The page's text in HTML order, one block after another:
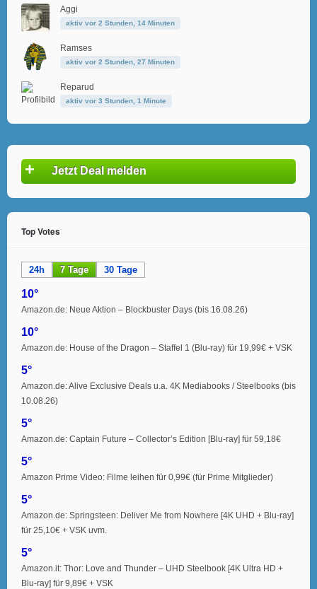
Aggi
aktiv vor 2 Stunden, 14 Minuten
Ramses
aktiv vor 2 Stunden, 27 Minuten
Reparud
aktiv vor 3 Stunden, 1 Minute
+ Jetzt Deal melden
Top Votes
24h 7 Tage 30 Tage
10°
Amazon.de: Neue Aktion – Blockbuster Days (bis 16.08.26)
10°
Amazon.de: House of the Dragon – Staffel 1 (Blu-ray) für 19,99€ + VSK
5°
Amazon.de: Alive Exclusive Deals u.a. 4K Mediabooks / Steelbooks (bis
10.08.26)
5°
Amazon.de: Captain Future – Collector’s Edition [Blu-ray] für 59,18€
5°
Amazon Prime Video: Filme leihen für 0,99€ (für Prime Mitglieder)
5°
Amazon.de: Springsteen: Deliver Me from Nowhere [4K UHD + Blu-ray]
für 25,10€ + VSK uvm.
5°
Amazon.it: Thor: Love and Thunder – UHD Steelbook [4K Ultra HD +
Blu-ray] für 9,89€ + VSK